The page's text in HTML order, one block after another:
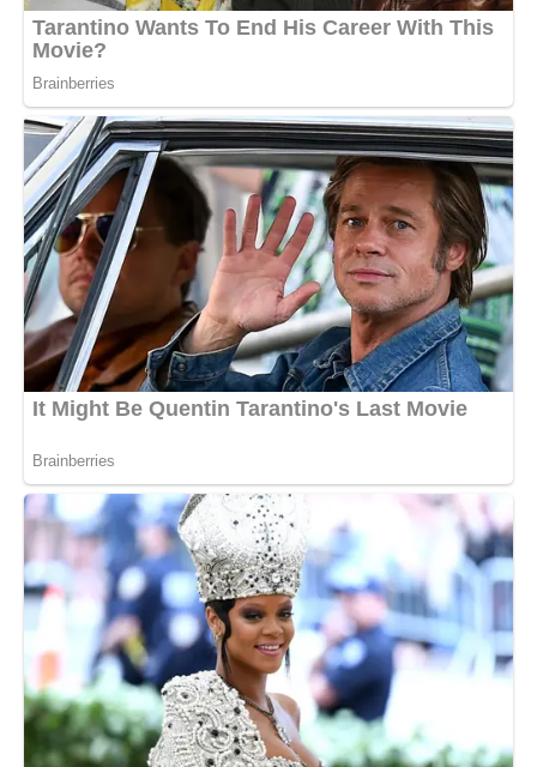
Il 2022 regalerà ai nativi di questo segno molti colpi di scena
inaspettati. Possono innamorarsi moltissimo, ma gli astrologi
consigliano di fare attenzione nella scelta del partner e di non
affrettarsi a prendere decisioni che possono cambiare
drasticamente le loro vite.
Vergine
L’anno della tigre nera sarà un momento magico per loro,
soprattutto quando si tratta di romanticismo. È molto probabile
che i single della Vergine incontreranno il loro amore
quest’anno e formalizzeranno persino la loro relazione.
Scorpione
I nativi di questo segno hanno un carattere persistente. Ma
devono imparare ad ascoltare i loro desideri e non aver paura
di fidarsi, quindi possono attirare passione e romanticismo nelle
loro vite.
Leone